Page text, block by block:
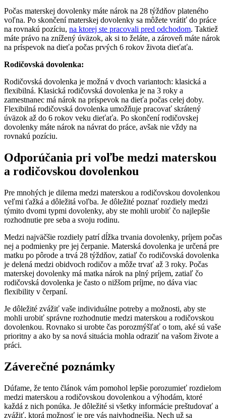
Počas materskej dovolenky máte nárok na 28 týždňov plateného
voľna. Po skončení materskej dovolenky sa môžete vrátiť do práce
na rovnakú pozíciu, na ktorej ste pracovali pred odchodom. Taktiež
máte právo na znížený úväzok, ak si to želáte, a zároveň máte nárok
na príspevok na dieťa počas prvých 6 rokov života dieťaťa.
Rodičovská dovolenka:
Rodičovská dovolenka je možná v dvoch variantoch: klasická a
flexibilná. Klasická rodičovská dovolenka je na 3 roky a
zamestnanec má nárok na príspevok na dieťa počas celej doby.
Flexibilná rodičovská dovolenka umožňuje pracovať skrátený
úväzok až do 6 rokov veku dieťaťa. Po skončení rodičovskej
dovolenky máte nárok na návrat do práce, avšak nie vždy na
rovnakú pozíciu.
Odporúčania pri voľbe medzi materskou
a rodičovskou dovolenkou
Pre mnohých je dilema medzi materskou a rodičovskou dovolenkou
veľmi ťažká a dôležitá voľba. Je dôležité poznať rozdiely medzi
týmito dvomi typmi dovolenky, aby ste mohli urobiť čo najlepšie
rozhodnutie pre seba a svoju rodinu.
Medzi najväčšie rozdiely patrí dĺžka trvania dovolenky, príjem počas
nej a podmienky pre jej čerpanie. Materská dovolenka je určená pre
matku po pôrode a trvá 28 týždňov, zatiaľ čo rodičovská dovolenka
je delená medzi obidvoch rodičov a môže trvať až 3 roky. Počas
materskej dovolenky má matka nárok na plný príjem, zatiaľ čo
rodičovská dovolenka je často o nižšom príjme, no dáva viac
flexibility v čerpaní.
Je dôležité zvážiť vaše individuálne potreby a možnosti, aby ste
mohli urobiť správne rozhodnutie medzi materskou a rodičovskou
dovolenkou. Rovnako si urobte čas porozmýšľať o tom, aké sú vaše
prioritny a ako by sa nová situácia mohla odraziť na vašom živote a
práci.
Záverečné poznámky
Dúfame, že tento článok vám pomohol lepšie porozumieť rozdielom
medzi materskou a rodičovskou dovolenkou a výhodám, ktoré
každá z nich ponúka. Je dôležité si všetky informácie preštudovať a
zvážiť, ktorá možnosť je pre vás najvhodnejšia. Nech už sa